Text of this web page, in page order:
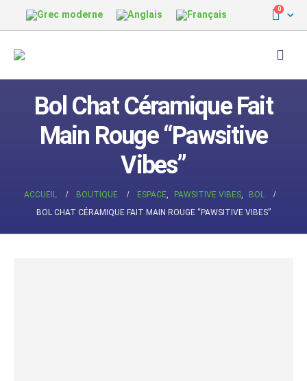
0
Bol Chat Céramique Fait
Main Rouge “Pawsitive
Vibes”
ACCUEIL BOUTIQUE ESPACE, PAWSITIVE VIBES,
BOL
BOL CHAT CÉRAMIQUE FAIT MAIN ROUGE “PAWSITIVE VIBES”